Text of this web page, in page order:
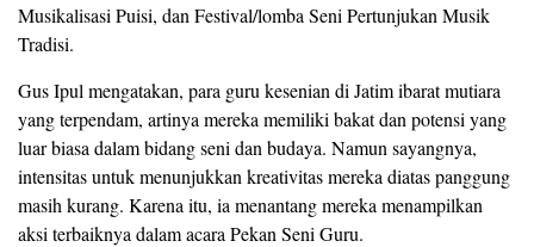
Musikalisasi Puisi, dan Festival/lomba Seni Pertunjukan Musik
Tradisi.
Gus Ipul mengatakan, para guru kesenian di Jatim ibarat mutiara
yang terpendam, artinya mereka memiliki bakat dan potensi yang
luar biasa dalam bidang seni dan budaya. Namun sayangnya,
intensitas untuk menunjukkan kreativitas mereka diatas panggung
masih kurang. Karena itu, ia menantang mereka menampilkan
aksi terbaiknya dalam acara Pekan Seni Guru.